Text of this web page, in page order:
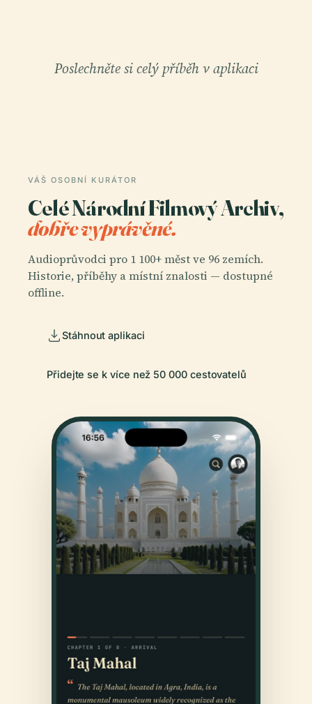
Poslechněte si celý příběh v aplikaci
VÁŠ OSOBNÍ KURÁTOR
Celé Národní Filmový Archiv,
dobře vyprávěné.
Audioprůvodci pro 1 100+ měst ve 96 zemích.
Historie, příběhy a místní znalosti — dostupné
offline.
Stáhnout aplikaci
Přidejte se k více než 50 000 cestovatelů